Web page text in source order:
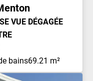
VUE DÉGAGÉE
bains69.21 m²